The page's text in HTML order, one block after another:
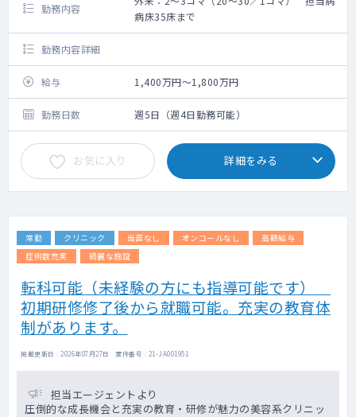
勤務内容
病床35床まで
勤務内容詳細
給与 1,400万円～1,800万円
勤務日数 週5日（週4日勤務可能）
お気に入り 詳細をみる
常勤 クリニック 当直なし オンコールなし
高額給与
症例数充実
綺麗な施設
転科可能（未経験の方にも指導可能です）
初期研修修了後から就職可能。充実の教育体
制があります。
掲載更新日 : 2026年07月27日 案件番号 : 21-JA001951
担当エージェントより
圧倒的な成長機会と充実の教育・研修が魅力の美容系クリニッ